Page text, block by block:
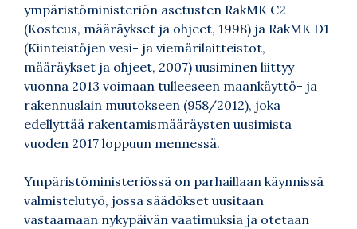
ympäristöministeriön asetusten RakMK C2
(Kosteus, määräykset ja ohjeet, 1998) ja RakMK D1
(Kiinteistöjen vesi- ja viemärilaitteistot,
määräykset ja ohjeet, 2007) uusiminen liittyy
vuonna 2013 voimaan tulleeseen maankäyttö- ja
rakennuslain muutokseen (958/2012), joka
edellyttää rakentamismääräysten uusimista
vuoden 2017 loppuun mennessä.
Ympäristöministeriössä on parhaillaan käynnissä
valmistelutyö, jossa säädökset uusitaan
vastaamaan nykypäivän vaatimuksia ja otetaan